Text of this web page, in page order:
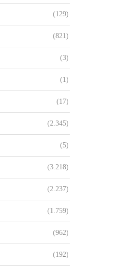
(129)
(821)
(3)
(1)
(17)
(2.345)
(5)
(3.218)
(2.237)
(1.759)
(962)
(192)